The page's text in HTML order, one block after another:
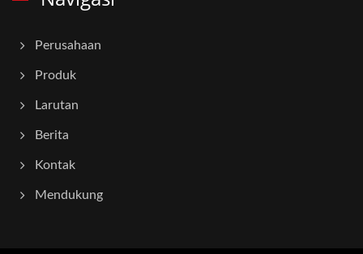
Perusahaan
Produk
Larutan
Berita
Kontak
Mendukung